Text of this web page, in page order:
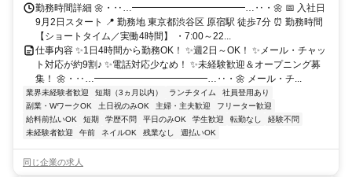
勤務時間詳細 🌼・‥…━━━━━━━━━━━━…‥・🌼 📅 入社日
9月2日スタート 📍 勤務地 東京都渋谷区 原宿駅 徒歩7分 ⏰ 勤務時間
【ショートタイム／実働4時間】 ・7:00～22...
仕事内容 ✨1日4時間から勤務OK！ ✨週2日～OK！ ✨メール・チャッ
ト対応が約9割♪ ✨電話対応少なめ！ ✨未経験歓迎＆オープニング募
集！ 🌼・‥…━━━━━━━━━━━━…‥・🌼 メール・チ...
業界未経験者歓迎 短期（3ヵ月以内） ランチタイム
社員登用あり
副業・WワークOK
土日祝のみOK 主婦・主夫歓迎
フリーター歓迎
給料前払いOK
短期 学歴不問 平日のみOK 学生歓迎 転勤なし
経験不問
未経験者歓迎
午前 ネイルOK 残業なし 週払いOK
同じ企業の求人